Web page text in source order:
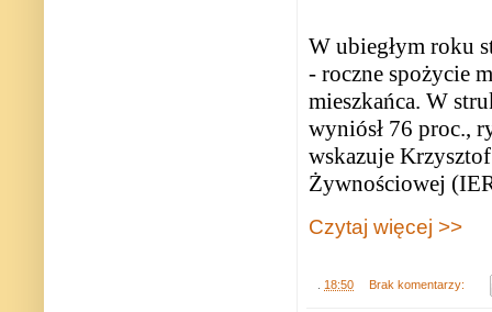
W ubiegłym roku
- roczne spożycie
mieszkańca. W
wyniósł 76 proc.,
wskazuje
Żywnościowej
Czytaj więcej >>
18:50 Brak komentarzy: